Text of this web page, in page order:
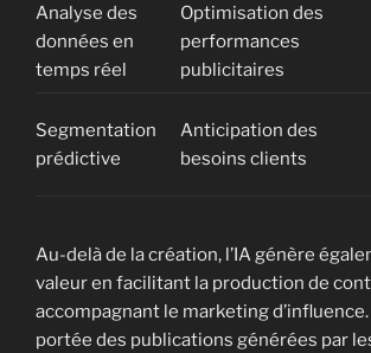
Analyse des
données en
temps réel
Optimisation des
performances
publicitaires
Segmentation
prédictive
Anticipation des
besoins clients
Au-delà de la création, l’IA génère
valeur en facilitant la production de
accompagnant le marketing
portée des publications générées par